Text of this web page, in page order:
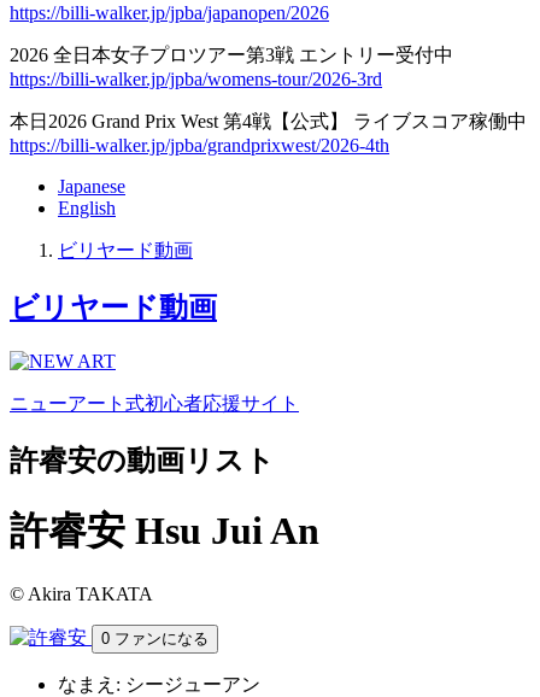
https://billi-walker.jp/jpba/japanopen/2026
2026 全日本女子プロツアー第3戦 エントリー受付中
https://billi-walker.jp/jpba/womens-tour/2026-3rd
本日2026 Grand Prix West 第4戦【公式】 ライブスコア稼働中
https://billi-walker.jp/jpba/grandprixwest/2026-4th
Japanese
English
ビリヤード動画
ビリヤード動画
ニューアート式初心者応援サイト
許睿安の動画リスト
許睿安 Hsu Jui An
© Akira TAKATA
0 ファンになる
なまえ: シージューアン